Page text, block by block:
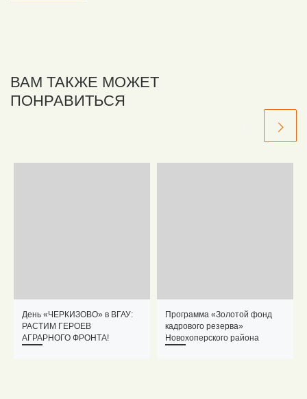
ВАМ ТАКЖЕ МОЖЕТ
ПОНРАВИТЬСЯ
День «ЧЕРКИЗОВО» в ВГАУ:
РАСТИМ ГЕРОЕВ
АГРАРНОГО ФРОНТА!
Программа «Золотой фонд
кадрового резерва»
Новохоперского района